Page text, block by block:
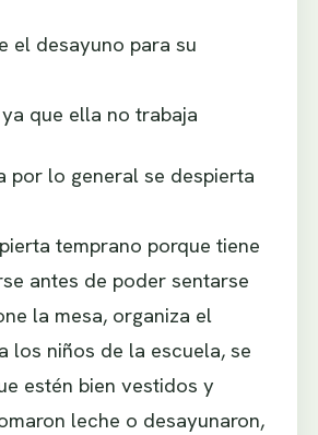
el desayuno para su
que ella no trabaja
por lo general se despierta
temprano porque tiene
antes de poder sentarse
la mesa, organiza el
los niños de la escuela, se
estén bien vestidos y
leche o desayunaron,